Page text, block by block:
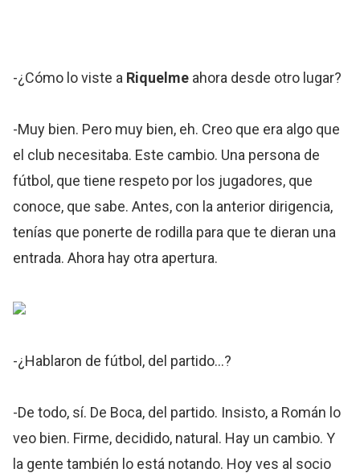
-¿Cómo lo viste a Riquelme ahora desde otro lugar?
-Muy bien. Pero muy bien, eh. Creo que era algo que
el club necesitaba. Este cambio. Una persona de
fútbol, que tiene respeto por los jugadores, que
conoce, que sabe. Antes, con la anterior dirigencia,
tenías que ponerte de rodilla para que te dieran una
entrada. Ahora hay otra apertura.
-¿Hablaron de fútbol, del partido...?
-De todo, sí. De Boca, del partido. Insisto, a Román lo
veo bien. Firme, decidido, natural. Hay un cambio. Y
la gente también lo está notando. Hoy ves al socio